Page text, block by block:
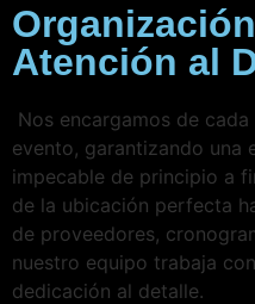
Atención al
Nos encargamos de
evento, garantizando una
impecable de principio a
de la ubicación perfecta
de proveedores,
nuestro equipo trabaja
dedicación al detalle.